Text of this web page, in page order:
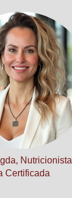
Nutricionista
Certificada